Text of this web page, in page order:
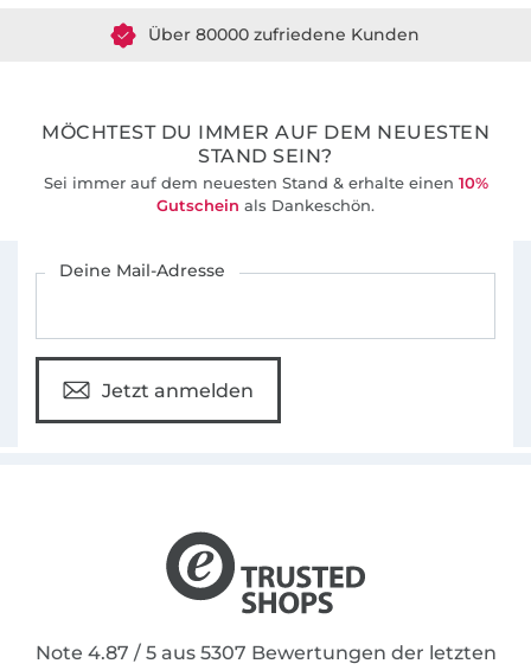
MÖCHTEST DU IMMER AUF DEM NEUESTEN
STAND SEIN?
Sei immer auf dem neuesten Stand & erhalte einen 10%
Gutschein als Dankeschön.
Deine Mail-Adresse
Jetzt anmelden
Note 4.87 / 5 aus 5307 Bewertungen der letzten